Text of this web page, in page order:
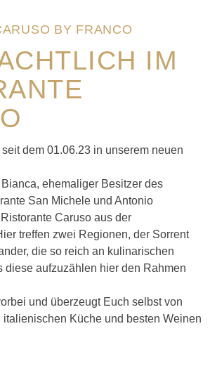
BY FRANCO
IM
dem 01.06.23 in unserem neuen
ehemaliger Besitzer des
San Michele und Antonio
Caruso aus der
treffen zwei Regionen, der Sorrent
die so reich an kulinarischen
diese aufzuzählen hier den Rahmen
und überzeugt Euch selbst von
italienischen Küche und besten Weinen